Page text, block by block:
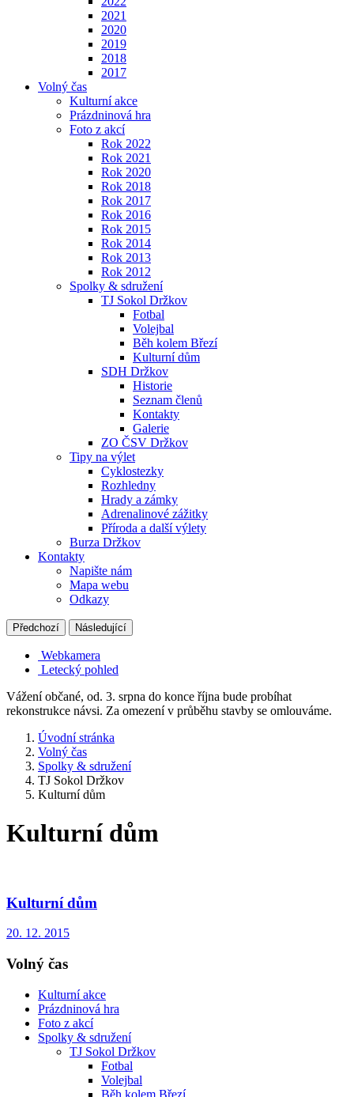
2021
2020
2019
2018
2017
Volný čas
Kulturní akce
Prázdninová hra
Foto z akcí
Rok 2022
Rok 2021
Rok 2020
Rok 2018
Rok 2017
Rok 2016
Rok 2015
Rok 2014
Rok 2013
Rok 2012
Spolky & sdružení
TJ Sokol Držkov
Fotbal
Volejbal
Běh kolem Březí
Kulturní dům
SDH Držkov
Historie
Seznam členů
Kontakty
Galerie
ZO ČSV Držkov
Tipy na výlet
Cyklostezky
Rozhledny
Hrady a zámky
Adrenalinové zážitky
Příroda a další výlety
Burza Držkov
Kontakty
Napište nám
Mapa webu
Odkazy
Předchozí Následující
Webkamera
Letecký pohled
Vážení občané, od. 3. srpna do konce října bude probíhat
rekonstrukce návsi. Za omezení v průběhu stavby se omlouváme.
Úvodní stránka
Volný čas
Spolky & sdružení
TJ Sokol Držkov
Kulturní dům
Kulturní dům
Kulturní dům
20. 12. 2015
Volný čas
Kulturní akce
Prázdninová hra
Foto z akcí
Spolky & sdružení
TJ Sokol Držkov
Fotbal
Volejbal
Běh kolem Březí